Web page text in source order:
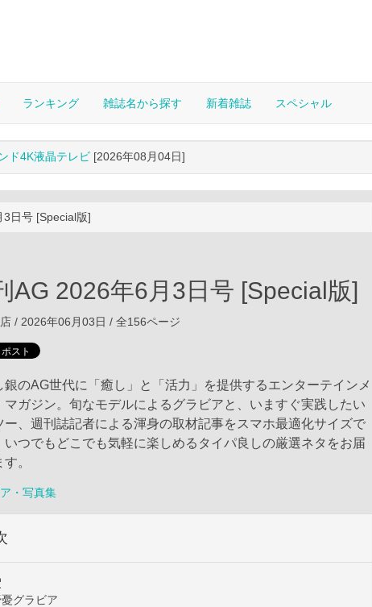
ランキング 雑誌名から探す 新着雑誌 スペシャル
ド4K液晶テレビ [2026年08月04日]
日号 [Special版]
AG 2026年6月3日号 [Special版]
/ 2026年06月03日 / 全156ページ
銀のAG世代に「癒し」と「活力」を提供するエンターテインメ
マガジン。旬なモデルによるグラビアと、いますぐ実践したい
ー、週刊誌記者による渾身の取材記事をスマホ最適化サイズで
いつでもどこでも気軽に楽しめるタイパ良しの厳選ネタをお届
。
・写真集
憂グラビア